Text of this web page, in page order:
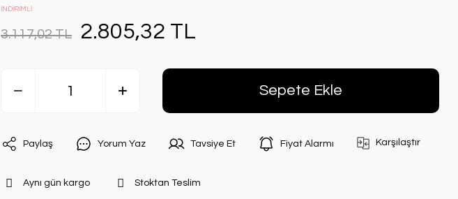
İNDİRİMLİ
3.117,02 TL 2.805,32 TL
Sepete Ekle
Paylaş Yorum Yaz Tavsiye Et Fiyat Alarmı Karşılaştır
Aynı gün kargo Stoktan Teslim